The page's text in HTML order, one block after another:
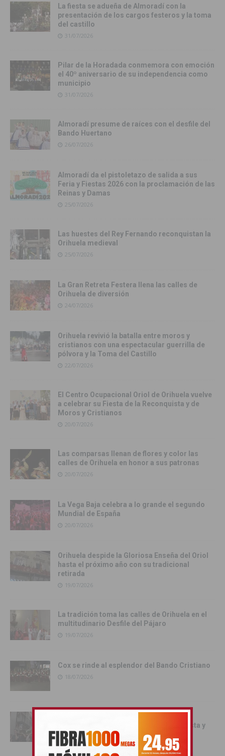
La fiesta se adueña de Almoradí con la
presentación de los cargos festeros y la toma
del castillo
31/07/2026
Pilar de la Horadada conmemora con emoción
el 40º aniversario de su independencia como
municipio
31/07/2026
Almoradí presume de raíces con el desfile del
Bando Huertano
26/07/2026
Almoradí da el pistoletazo de salida a sus
Feria y Fiestas 2026 con la proclamación de las
Reinas y Damas
25/07/2026
Las huestes del Rey Fernando reconquistan la
Orihuela medieval
25/07/2026
La Gran Retreta Festera llena las calles de
Orihuela de diversión
24/07/2026
Orihuela revivió la batalla entre moros y
cristianos con una espectacular guerrilla de
pólvora y la Toma del Castillo
22/07/2026
El Centro Ocupacional Oriol de Orihuela vuelve
a celebrar su Fiesta de la Reconquista y de
Moros y Cristianos
20/07/2026
Las comparsas llenan de flores y color las
calles de Orihuela en honor a sus patronas
20/07/2026
La Vega Baja celebra a lo grande el segundo
Mundial de España
20/07/2026
Orihuela despide la Gloriosa Enseña del Oriol
hasta el próximo año con su tradicional
retirada
19/07/2026
La tradición toma las calles de Orihuela en el
multitudinario Desfile del Pájaro
19/07/2026
Cox se rinde al esplendor del Bando Cristiano
18/07/2026
Fiestas con el traslado de las Santas Justa y
Rufina
18/07/2026